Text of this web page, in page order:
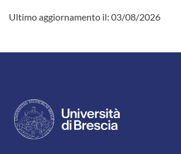
Ultimo aggiornamento il: 03/08/2026